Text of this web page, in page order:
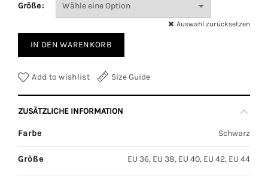
Größe
Auswahl zurücksetzen
IN DEN WARENKORB
Add to wishlist Size Guide
ZUSÄTZLICHE INFORMATION
Farbe Schwarz
Größe EU 36, EU 38, EU 40, EU 42, EU 44